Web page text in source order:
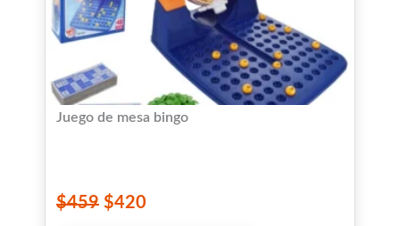
Juego de mesa bingo
$459 $420